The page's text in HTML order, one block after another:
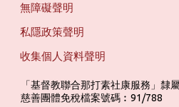
無障礙聲明
私隱政策聲明
收集個人資料聲明
「基督教聯合那打素社康服務」隸
慈善團體免稅檔案號碼︰91/788